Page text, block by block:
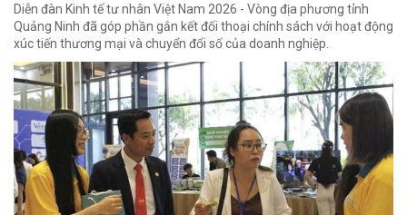
Diễn đàn Kinh tế tư nhân Việt Nam 2026 - Vòng địa phương tỉnh
Quảng Ninh đã góp phần gắn kết đối thoại chính sách với hoạt động
xúc tiến thương mại và chuyển đổi số của doanh nghiệp.